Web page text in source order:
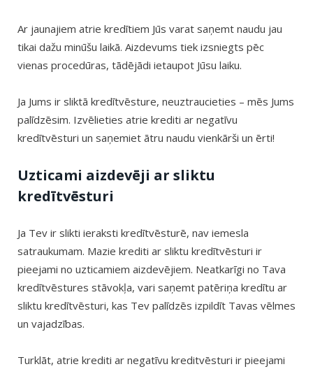
Ar jaunajiem atrie kredītiem Jūs varat saņemt naudu jau
tikai dažu minūšu laikā. Aizdevums tiek izsniegts pēc
vienas procedūras, tādējādi ietaupot Jūsu laiku.
Ja Jums ir sliktā kredītvēsture, neuztraucieties – mēs Jums
palīdzēsim. Izvēlieties atrie krediti ar negatīvu
kredītvēsturi un saņemiet ātru naudu vienkārši un ērti!
Uzticami aizdevēji ar sliktu
kredītvēsturi
Ja Tev ir slikti ieraksti kredītvēsturē, nav iemesla
satraukumam. Mazie krediti ar sliktu kredītvēsturi ir
pieejami no uzticamiem aizdevējiem. Neatkarīgi no Tava
kredītvēstures stāvokļa, vari saņemt patēriņa kredītu ar
sliktu kredītvēsturi, kas Tev palīdzēs izpildīt Tavas vēlmes
un vajadzības.
Turklāt, atrie krediti ar negatīvu kreditvēsturi ir pieejami